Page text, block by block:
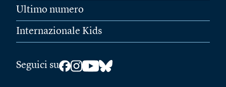
Ultimo numero
Internazionale Kids
Seguici su